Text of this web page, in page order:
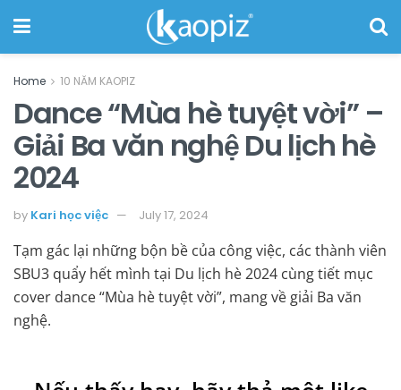
Home 10 NĂM KAOPIZ
Dance “Mùa hè tuyệt vời” –
Giải Ba văn nghệ Du lịch hè
2024
by Kari học việc July 17, 2024
Tạm gác lại những bộn bề của công việc, các thành viên
SBU3 quẩy hết mình tại Du lịch hè 2024 cùng tiết mục
cover dance “Mùa hè tuyệt vời”, mang về giải Ba văn
nghệ.